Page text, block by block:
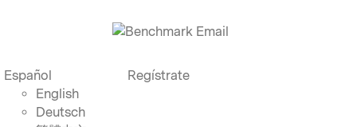
Español
English
Deutsch
Regístrate